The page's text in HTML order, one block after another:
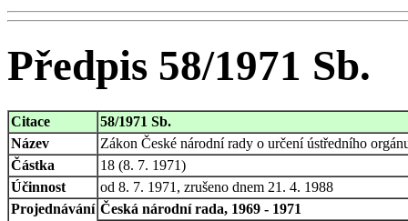
Předpis 58/1971 Sb.
Citace
58/1971 Sb.
Název
Zákon České národní rady o určení ústředního
Částka
18 (8. 7. 1971)
Účinnost
od 8. 7. 1971, zrušeno dnem 21. 4. 1988
Projednávání Česká národní rada, 1969 - 1971